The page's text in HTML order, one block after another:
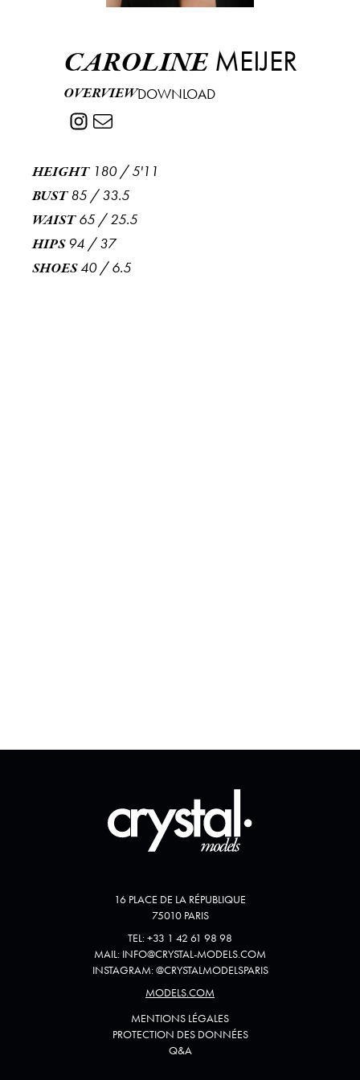
CAROLINEMEIJER
OVERVIEWDOWNLOAD
HEIGHT 180/5'11
BUST 85 /33.5
WAIST 65 /25.5
HIPS 94 /37
SHOES40/6.5
16 PLACE DE LA RÉPUBLIQUE
75010 PARIS
TEL:+33 1 42 61 98 98
MAIL: INFO@CRYSTAL-MODELS.COM
INSTAGRAM:@CRYSTALMODELSPARIS
MODELS.COM
MENTIONS LÉGALES
PROTECTION DES DONNÉES
Q&A